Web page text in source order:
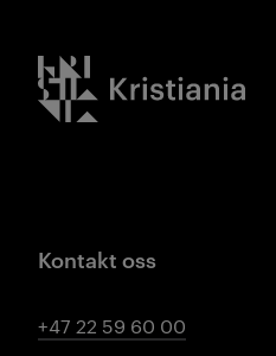
Kristiania logo
Kontakt oss
+47 22 59 60 00